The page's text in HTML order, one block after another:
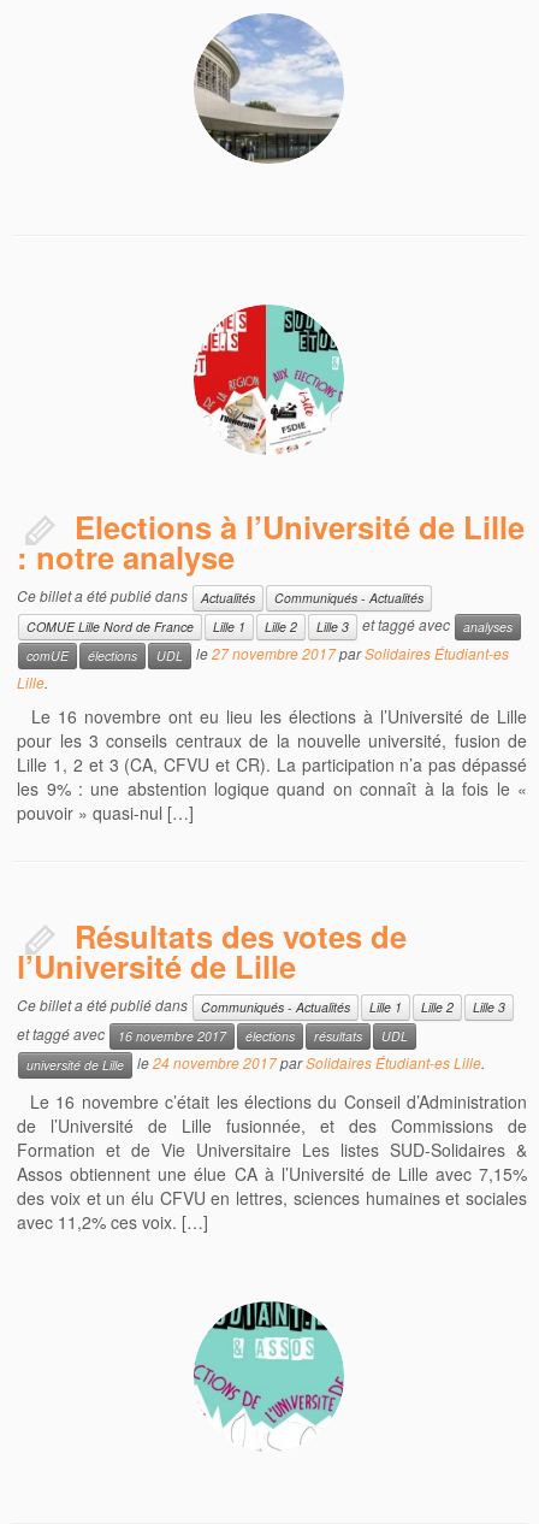
Elections à l’Université de Lille
: notre analyse
Ce billet a été publié dans Actualités
Communiqués - Actualités
COMUE Lille Nord de France
Lille 1 Lille 2 Lille 3 et taggé avec
analyses
comUE
élections UDL le27 novembre 2017parSolidaires Étudiant-es
Lille.
Le 16 novembre ont eu lieu les élections à l’Université de Lille
pour les 3 conseils centraux de la nouvelle université, fusion de
Lille 1, 2 et 3 (CA, CFVU et CR). La participation n’a pas dépassé
les 9% : une abstention logique quand on connaît à la fois le «
pouvoir » quasi-nul […]
Résultats des votes de
l’Université de Lille
Ce billet a été publié dans Communiqués - Actualités Lille 1 Lille 2 Lille 3
et taggé avec 16 novembre 2017 élections résultats
UDL
université de Lille
le24 novembre 2017parSolidaires Étudiant-es Lille.
Le 16 novembre c’était les élections du Conseil d’Administration
de l’Université de Lille fusionnée, et des Commissions de
Formation et de Vie Universitaire Les listes SUD-Solidaires &
Assos obtiennent une élue CA à l’Université de Lille avec 7,15%
des voix et un élu CFVU en lettres, sciences humaines et sociales
avec 11,2% ces voix. […]